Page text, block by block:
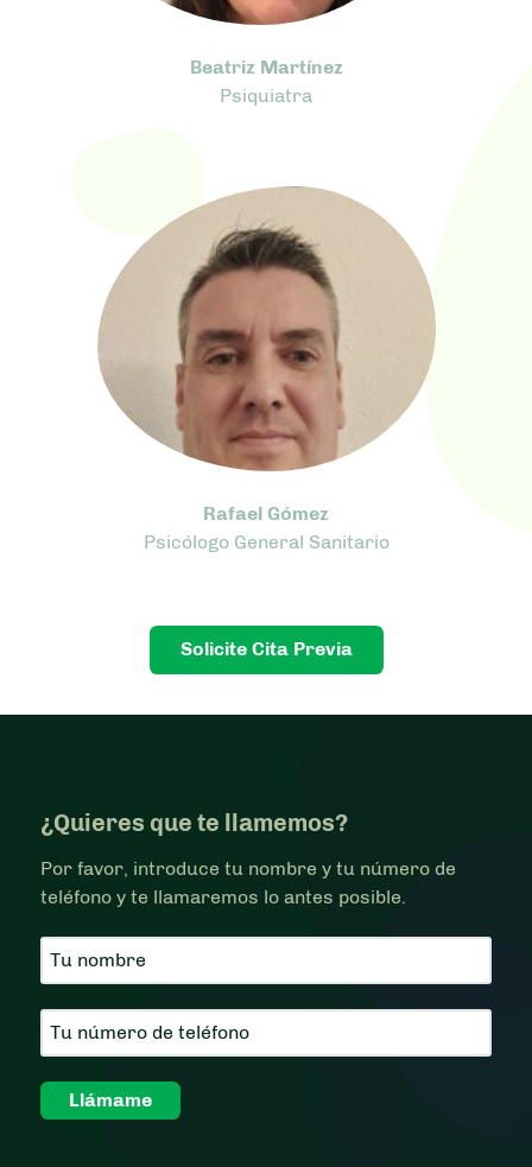
Beatriz Martínez
Psiquiatra
Rafael Gómez
Psicólogo General Sanitario
Solicite Cita Previa
¿Quieres que te llamemos?
Por favor, introduce tu nombre y tu número de
teléfono y te llamaremos lo antes posible.